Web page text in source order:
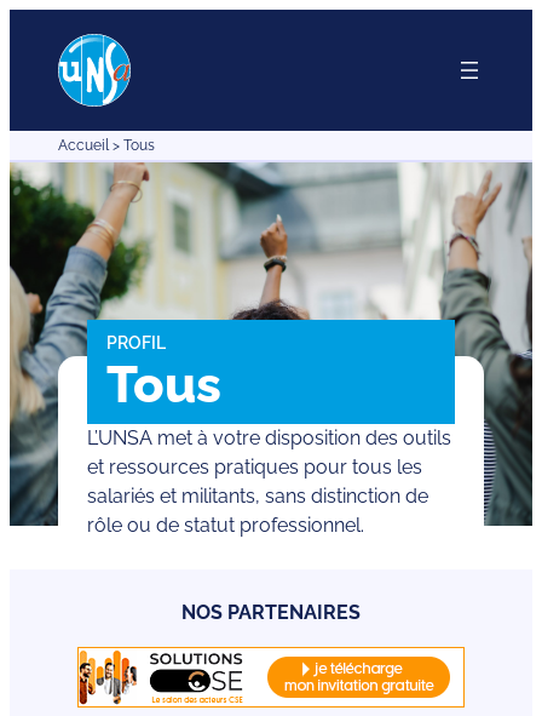
contenu
Accueil> Tous
PROFIL
Tous
L’UNSA met à votre disposition des outils
et ressources pratiques pour tous les
salariés et militants, sans distinction de
rôle ou de statut professionnel.
NOS PARTENAIRES